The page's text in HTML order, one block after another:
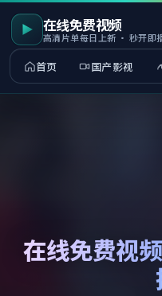
在线免费视频
高清片单每日上新 · 秒开即
首页 国产影视
在线免费视